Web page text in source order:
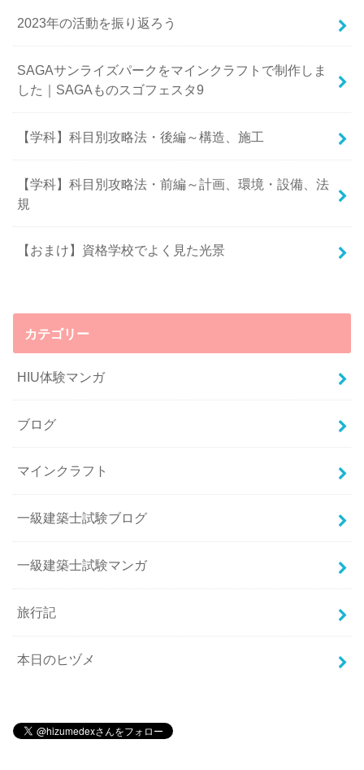
2023年の活動を振り返ろう
SAGAサンライズパークをマインクラフトで制作しま
した｜SAGAものスゴフェスタ9
【学科】科目別攻略法・後編～構造、施工
【学科】科目別攻略法・前編～計画、環境・設備、法
規
【おまけ】資格学校でよく見た光景
カテゴリー
HIU体験マンガ
ブログ
マインクラフト
一級建築士試験ブログ
一級建築士試験マンガ
旅行記
本日のヒヅメ